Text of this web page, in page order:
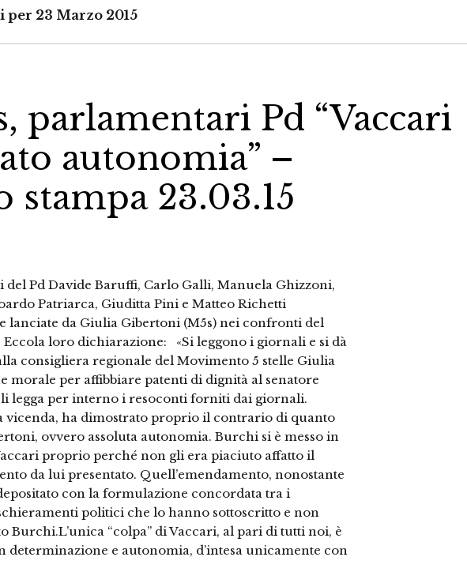
per 23 Marzo 2015
parlamentari Pd “Vaccari
autonomia” –
stampa 23.03.15
Pd Davide Baruffi, Carlo Galli, Manuela Ghizzoni,
Patriarca, Giuditta Pini e Matteo Richetti
lanciate da Giulia Gibertoni (M5s) nei confronti del
Eccola loro dichiarazione: «Si leggono i giornali e si dà
consigliera regionale del Movimento 5 stelle Giulia
morale per affibbiare patenti di dignità al senatore
li legga per interno i resoconti forniti dai giornali.
vicenda, ha dimostrato proprio il contrario di quanto
ovvero assoluta autonomia. Burchi si è messo in
proprio perché non gli era piaciuto affatto il
da lui presentato. Quell’emendamento, nonostante
con la formulazione concordata tra i
politici che lo hanno sottoscritto e non
Burchi.L’unica “colpa” di Vaccari, al pari di tutti noi, è
determinazione e autonomia, d’intesa unicamente con